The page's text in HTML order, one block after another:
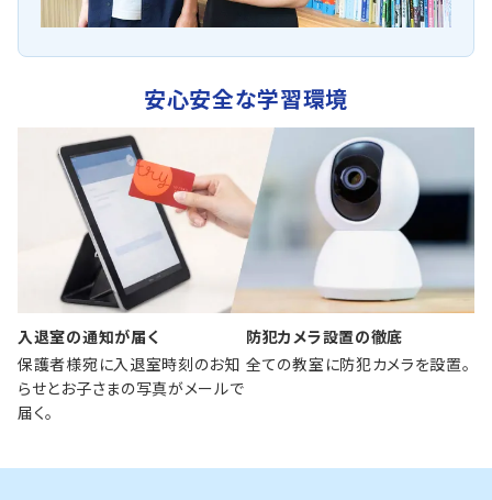
安心安全な学習環境
入退室の通知が届く
保護者様宛に入退室時刻のお知
らせとお子さまの写真がメールで
届く。
防犯カメラ設置の徹底
全ての教室に防犯カメラを設置。